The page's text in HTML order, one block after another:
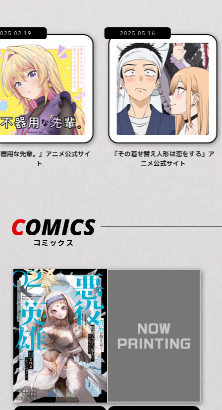
用な先輩。』アニメ公式サイ
ト
『その着せ替え人形は恋をする』ア
ニメ公式サイト
2025.05.16
COMICS
コミックス